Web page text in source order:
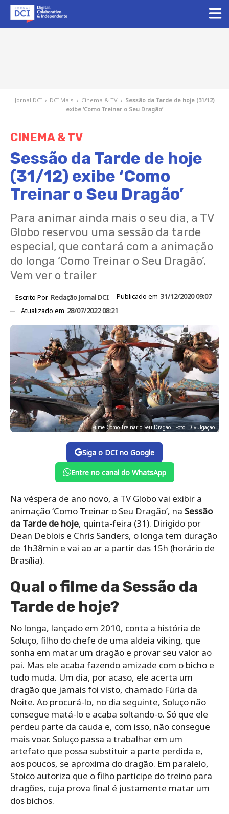
Jornal DCI › DCI Mais › Cinema & TV › Sessão da Tarde de hoje (31/12)
exibe ‘Como Treinar o Seu Dragão’
CINEMA & TV
Sessão da Tarde de hoje
(31/12) exibe ‘Como
Treinar o Seu Dragão’
Para animar ainda mais o seu dia, a TV
Globo reservou uma sessão da tarde
especial, que contará com a animação
do longa ‘Como Treinar o Seu Dragão’.
Vem ver o trailer
Escrito Por Redação Jornal DCI Publicado em 31/12/2020 09:07
Atualizado em 28/07/2022 08:21
Filme Como Treinar o Seu Dragão - Foto: Divulgação
Siga o DCI no Google
Entre no canal do WhatsApp
Na véspera de ano novo, a TV Globo vai exibir a
animação ‘Como Treinar o Seu Dragão’, na Sessão
da Tarde de hoje, quinta-feira (31). Dirigido por
Dean Deblois e Chris Sanders, o longa tem duração
de 1h38min e vai ao ar a partir das 15h (horário de
Brasília).
Qual o filme da Sessão da
Tarde de hoje?
No longa, lançado em 2010, conta a história de
Soluço, filho do chefe de uma aldeia viking, que
sonha em matar um dragão e provar seu valor ao
pai. Mas ele acaba fazendo amizade com o bicho e
tudo muda. Um dia, por acaso, ele acerta um
dragão que jamais foi visto, chamado Fúria da
Noite. Ao procurá-lo, no dia seguinte, Soluço não
consegue matá-lo e acaba soltando-o. Só que ele
perdeu parte da cauda e, com isso, não consegue
mais voar. Soluço passa a trabalhar em um
artefato que possa substituir a parte perdida e,
aos poucos, se aproxima do dragão. Em paralelo,
Stoico autoriza que o filho participe do treino para
dragões, cuja prova final é justamente matar um
dos bichos.